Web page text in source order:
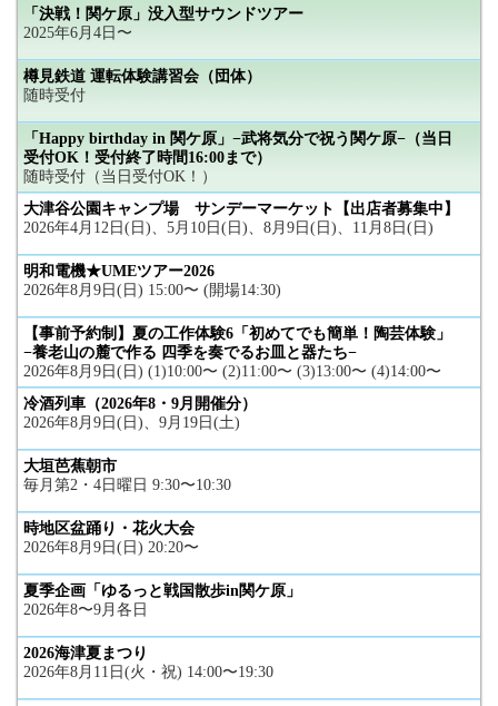
「決戦！関ケ原」没入型サウンドツアー
2025年6月4日〜
樽見鉄道 運転体験講習会（団体）
随時受付
「Happy birthday in 関ケ原」−武将気分で祝う関ケ原−（当日
受付OK！受付終了時間16:00まで）
随時受付（当日受付OK！）
大津谷公園キャンプ場 サンデーマーケット【出店者募集中】
2026年4月12日(日)、5月10日(日)、8月9日(日)、11月8日(日)
明和電機★UMEツアー2026
2026年8月9日(日) 15:00〜 (開場14:30)
【事前予約制】夏の工作体験6「初めてでも簡単！陶芸体験」
−養老山の麓で作る 四季を奏でるお皿と器たち−
2026年8月9日(日) (1)10:00〜 (2)11:00〜 (3)13:00〜 (4)14:00〜
冷酒列車（2026年8・9月開催分）
2026年8月9日(日)、9月19日(土)
大垣芭蕉朝市
毎月第2・4日曜日 9:30〜10:30
時地区盆踊り・花火大会
2026年8月9日(日) 20:20〜
夏季企画「ゆるっと戦国散歩in関ケ原」
2026年8〜9月各日
2026海津夏まつり
2026年8月11日(火・祝) 14:00〜19:30